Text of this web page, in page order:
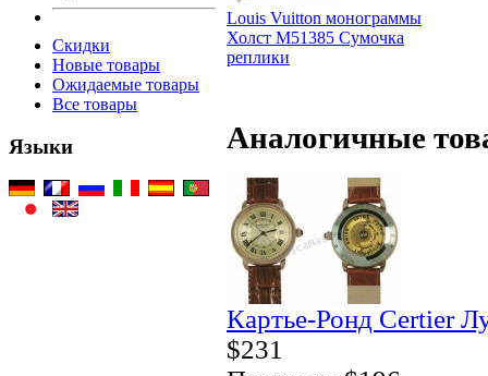
Скидки
Новые товары
Ожидаемые товары
Все товары
Языки
Louis Vuitton монограммы
Холст M51385 Сумочка
реплики
Аналогичные
Картье-Ронд Certier
$231